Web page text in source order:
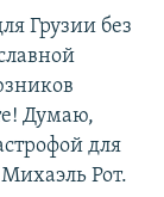
Грузии без
Думаю,
для
Рот.